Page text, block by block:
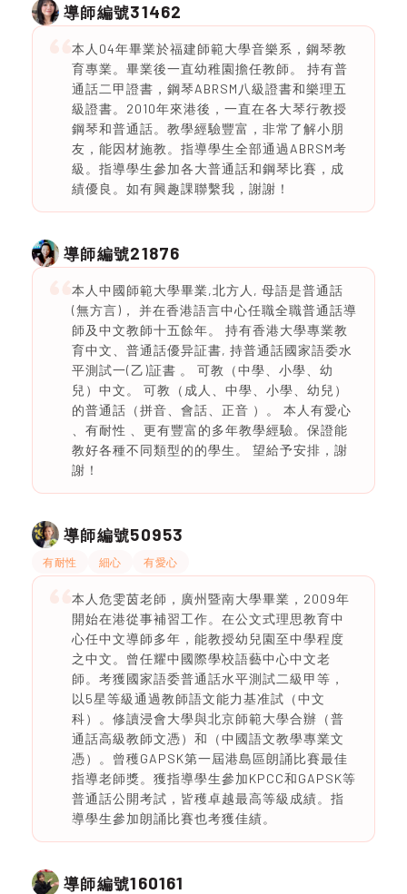
導師編號31462
本人04年畢業於福建師範大學音樂系，鋼琴教
育專業。畢業後一直幼稚園擔任教師。 持有普
通話二甲證書，鋼琴ABRSM八級證書和樂理五
級證書。2010年來港後，一直在各大琴行教授
鋼琴和普通話。教學經驗豐富，非常了解小朋
友，能因材施教。指導學生全部通過ABRSM考
級。指導學生參加各大普通話和鋼琴比賽，成
績優良。如有興趣課聯繫我，謝謝！
導師編號21876
本人中國師範大學畢業,北方人, 母語是普通話
(無方言)， 并在香港語言中心任職全職普通話導
師及中文教師十五餘年。 持有香港大學專業教
育中文、普通話優异証書, 持普通話國家語委水
平測試一(乙)証書 。 可教（中學、小學、幼
兒）中文。 可教（成人、中學、小學、幼兒）
的普通話（拼音、會話、正音 ）。 本人有愛心
、有耐性 、更有豐富的多年教學經驗。保證能
教好各種不同類型的的學生。 望給予安排，謝
謝！
導師編號50953
有耐性 細心 有愛心
本人危雯茵老師，廣州暨南大學畢業，2009年
開始在港從事補習工作。在公文式理思教育中
心任中文導師多年，能教授幼兒園至中學程度
之中文。曾任耀中國際學校語藝中心中文老
師。考獲國家語委普通話水平測試二級甲等，
以5星等級通過教師語文能力基准試（中文
科）。修讀浸會大學與北京師範大學合辦（普
通話高級教師文憑）和（中國語文教學專業文
憑）。曾穫GAPSK第一屆港島區朗誦比賽最佳
指導老師獎。獲指導學生參加KPCC和GAPSK等
普通話公開考試，皆穫卓越最高等級成績。指
導學生參加朗誦比賽也考獲佳績。
導師編號160161